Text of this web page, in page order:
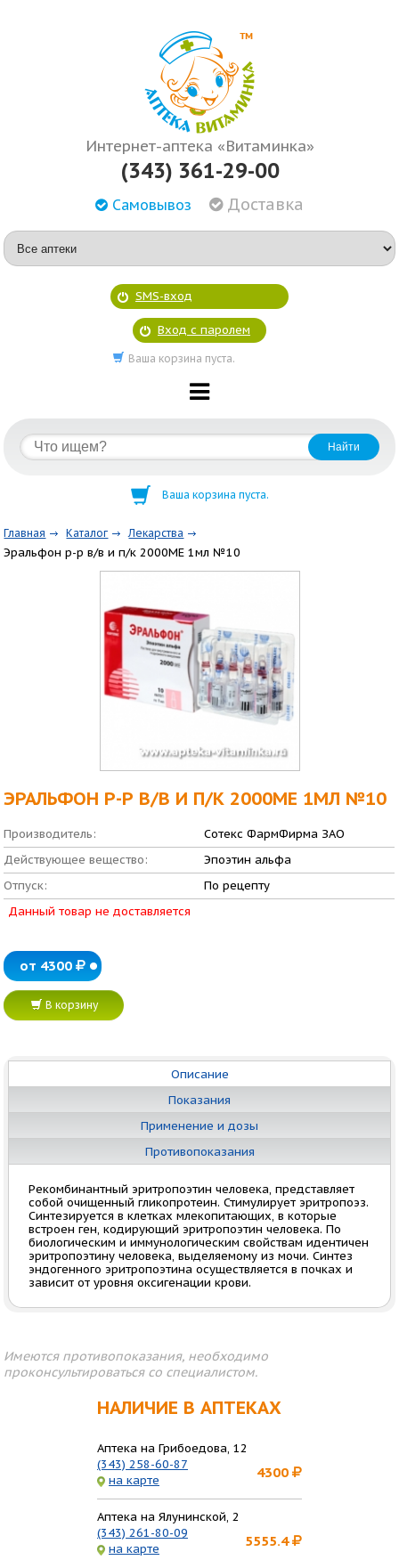
Интернет-аптека «Витаминка»
(343) 361-29-00
Самовывоз Доставка
SMS-вход
Вход с паролем
Ваша корзина пуста.
Ваша корзина пуста.
Главная Каталог Лекарства
Эральфон р-р в/в и п/к 2000МЕ 1мл №10
ЭРАЛЬФОН Р-Р В/В И П/К 2000МЕ 1МЛ №10
Производитель:
Сотекс ФармФирма ЗАО
Действующее вещество:
Эпоэтин альфа
Отпуск:
По рецепту
Данный товар не доставляется
от 4300
В корзину
Описание
Показания
Применение и дозы
Противопоказания
Рекомбинантный эритропоэтин человека, представляет
собой очищенный гликопротеин. Стимулирует эритропоэз.
Синтезируется в клетках млекопитающих, в которые
встроен ген, кодирующий эритропоэтин человека. По
биологическим и иммунологическим свойствам идентичен
эритропоэтину человека, выделяемому из мочи. Синтез
эндогенного эритропоэтина осуществляется в почках и
зависит от уровня оксигенации крови.
Имеются противопоказания, необходимо
проконсультироваться со специалистом.
НАЛИЧИЕ В АПТЕКАХ
Аптека на Грибоедова, 12
(343) 258-60-87
на карте
4300
Аптека на Ялунинской, 2
(343) 261-80-09
на карте
5555.4